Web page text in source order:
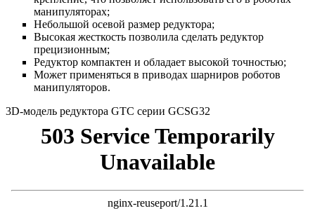
манипуляторах;
Небольшой осевой размер редуктора;
Высокая жесткость позволила сделать редуктор
прецизионным;
Редуктор компактен и обладает высокой точностью;
Может применяться в приводах шарниров роботов
манипуляторов.
3D-модель редуктора GTC серии GCSG32